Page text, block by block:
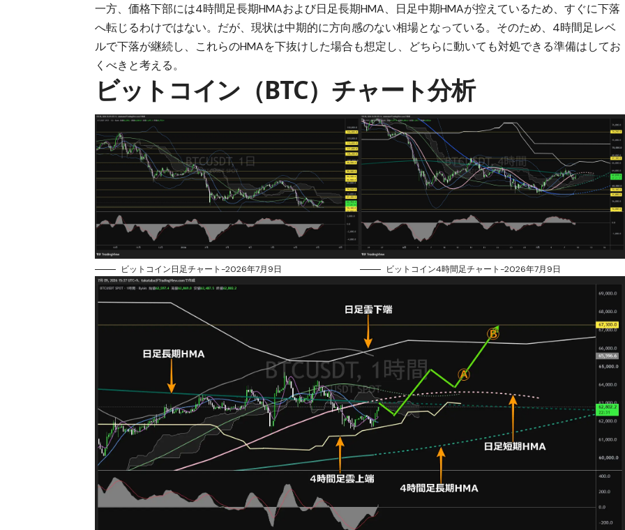
一方、価格下部には4時間足長期HMAおよび日足長期HMA、日足中期HMAが控えているため、すぐに下落
へ転じるわけではない。だが、現状は中期的に方向感のない相場となっている。そのため、4時間足レベ
ルで下落が継続し、これらのHMAを下抜けした場合も想定し、どちらに動いても対処できる準備はしてお
くべきと考える。
ビットコイン（BTC）チャート分析
ビットコイン日足チャート-2026年7月9日 ビットコイン4時間足チャート-2026年7月9日